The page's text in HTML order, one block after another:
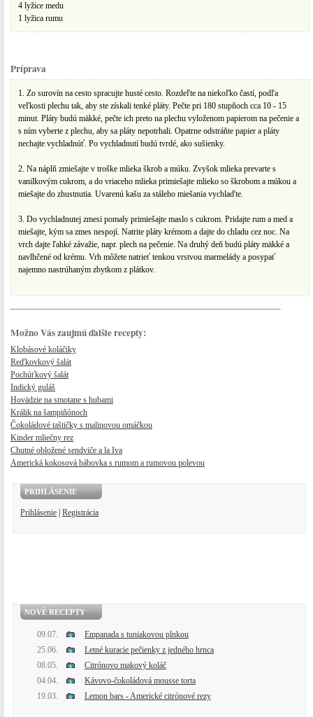
4 lyžice medu
1 lyžica rumu
Príprava
1. Zo surovín na cesto spracujte husté cesto. Rozdeľte na niekoľko častí, podľa
veľkosti plechu tak, aby ste získali tenké pláty. Pečte pri 180 stupňoch cca 10 - 15
minut. Pláty budú mäkké, pečte ich preto na plechu vyloženom papierom na pečenie a
s ním vyberte z plechu, aby sa pláty nepotrhali. Opatrne odstráňte papier a pláty
nechajte vychladnúť. Po vychladnutí budú tvrdé, ako sušienky.
2. Na náplň zmiešajte v troške mlieka škrob a múku. Zvyšok mlieka prevarte s
vanilkovým cukrom, a do vriaceho mlieka primiešajte mlieko so škrobom a múkou a
miešajte do zhustnutia. Uvarenú kašu za stáleho miešania vychlaďte.
3. Do vychladnutej zmesi pomaly primiešajte maslo s cukrom. Pridajte rum a med a
miešajte, kým sa zmes nespojí. Natrite pláty krémom a dajte do chladu cez noc. Na
vrch dajte ľahké závažie, napr. plech na pečenie. Na druhý deň budú pláty mäkké a
navlhčené od krému. Vrh môžete natrieť tenkou vrstvou marmelády a posypať
najemno nastrúhaným zbytkom z plátkov.
Možno Vás zaujmú ďalšie recepty:
Klobásové koláčiky
Reďkovkový šalát
Pochúťkový šalát
Indický guláš
Hovädzie na smotane s hubami
Králik na šampiňónoch
Čokoládové taštičky s malinovou omáčkou
Kinder mliečny rez
Chutné obložené sendviče a la Iva
Americká kokosová bábovka s rumom a rumovou polevou
PRIHLÁSENIE
Prihlásenie Registrácia
NOVÉ RECEPTY
09.07.
Empanada s tuniakovou plnkou
25.06.
Letné kuracie pečienky z jedného hrnca
08.05.
Citrónovo makový koláč
04.04.
Kávovo-čokoládová mousse torta
19.03.
Lemon bars - Americké citrónové rezy